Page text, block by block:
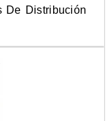
De Distribución